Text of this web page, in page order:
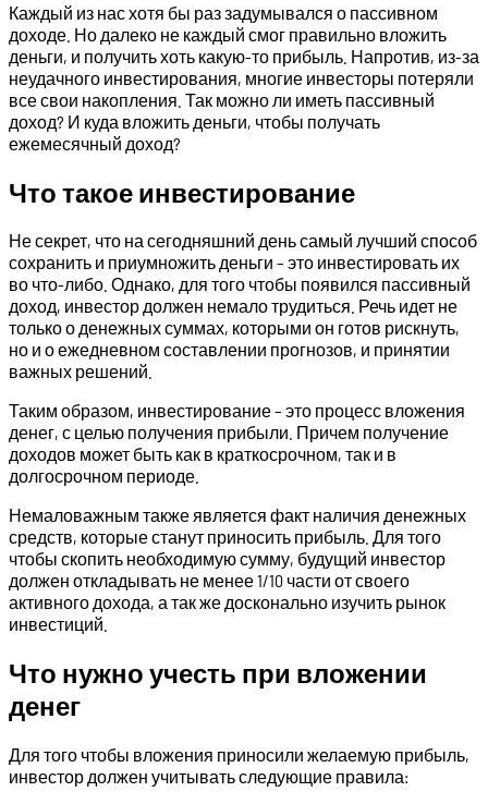
Каждый из нас хотя бы раз задумывался о пассивном
доходе. Но далеко не каждый смог правильно вложить
деньги, и получить хоть какую-то прибыль. Напротив, из-за
неудачного инвестирования, многие инвесторы потеряли
все свои накопления. Так можно ли иметь пассивный
доход? И куда вложить деньги, чтобы получать
ежемесячный доход?
Что такое инвестирование
Не секрет, что на сегодняшний день самый лучший способ
сохранить и приумножить деньги – это инвестировать их
во что-либо. Однако, для того чтобы появился пассивный
доход, инвестор должен немало трудиться. Речь идет не
только о денежных суммах, которыми он готов рискнуть,
но и о ежедневном составлении прогнозов, и принятии
важных решений.
Таким образом, инвестирование – это процесс вложения
денег, с целью получения прибыли. Причем получение
доходов может быть как в краткосрочном, так и в
долгосрочном периоде.
Немаловажным также является факт наличия денежных
средств, которые станут приносить прибыль. Для того
чтобы скопить необходимую сумму, будущий инвестор
должен откладывать не менее 1/10 части от своего
активного дохода, а так же досконально изучить рынок
инвестиций.
Что нужно учесть при вложении
денег
Для того чтобы вложения приносили желаемую прибыль,
инвестор должен учитывать следующие правила: